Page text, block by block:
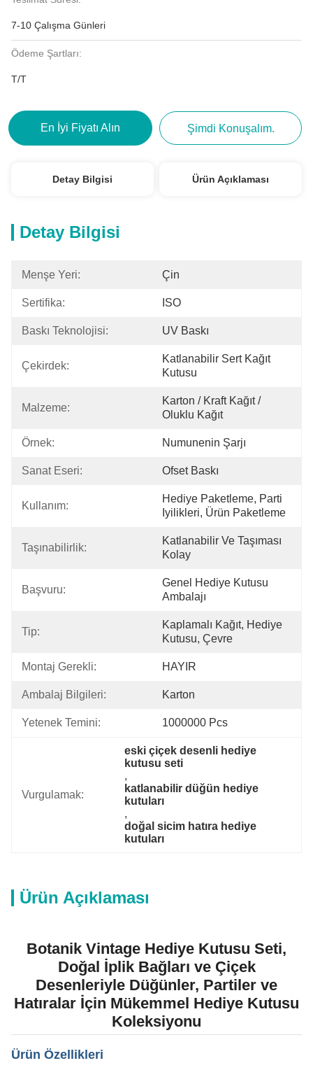
7-10 Çalışma Günleri
Ödeme Şartları:
T/T
En İyi Fiyatı Alın Şimdi Konuşalım.
Detay Bilgisi Ürün Açıklaması
Detay Bilgisi
Menşe Yeri: Çin
Sertifika: ISO
Baskı Teknolojisi: UV Baskı
Çekirdek:
Katlanabilir Sert Kağıt
Kutusu
Malzeme:
Karton / Kraft Kağıt /
Oluklu Kağıt
Örnek: Numunenin Şarjı
Sanat Eseri: Ofset Baskı
Kullanım:
Hediye Paketleme, Parti
Iyilikleri, Ürün Paketleme
Taşınabilirlik:
Katlanabilir Ve Taşıması
Kolay
Başvuru:
Genel Hediye Kutusu
Ambalajı
Tip:
Kaplamalı Kağıt, Hediye
Kutusu, Çevre
Montaj Gerekli: HAYIR
Ambalaj Bilgileri: Karton
Yetenek Temini: 1000000 Pcs
Vurgulamak:
eski çiçek desenli hediye
kutusu seti
,
katlanabilir düğün hediye
kutuları
,
doğal sicim hatıra hediye
kutuları
Ürün Açıklaması
Botanik Vintage Hediye Kutusu Seti,
Doğal İplik Bağları ve Çiçek
Desenleriyle Düğünler, Partiler ve
Hatıralar İçin Mükemmel Hediye Kutusu
Koleksiyonu
Ürün Özellikleri